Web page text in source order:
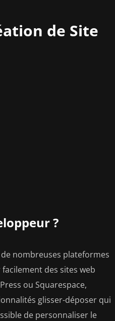
de Site
?
nombreuses plateformes
des sites web
ou Squarespace,
glisser-déposer qui
de personnaliser le